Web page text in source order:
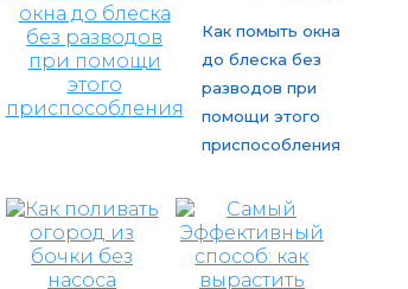
Как помыть окна
до блеска без
разводов при
помощи этого
приспособления